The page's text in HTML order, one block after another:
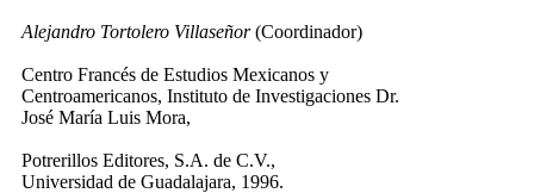
Alejandro Tortolero Villaseñor(Coordinador)
Centro Francés de Estudios Mexicanos y
Centroamericanos, Instituto de Investigaciones Dr.
José María Luis Mora,
Potrerillos Editores, S.A. de C.V.,
Universidad de Guadalajara, 1996.